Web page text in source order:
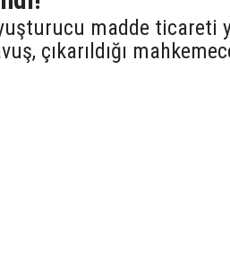
madde ticareti
çıkarıldığı